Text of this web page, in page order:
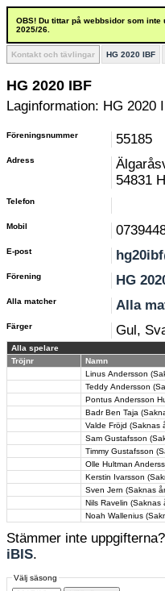
OBS! Du tittar på webbsidor som
2025/26.
Kontakt och tävlingar HG 2020 IBF
HG 2020 IBF
Laginformation: HG 2020
Föreningsnummer 55185
Adress
54831
Telefon
Mobil
E-post
Förening HG
Alla matcher Alla
Färger Gul,
Alla spelare
Tröjnr
Namn
Linus Andersson
Teddy Andersson
Pontus Andersson
Badr Ben Taja
Valde Fröjd (Saknas
Sam Gustafsson
Timmy Gustafsson
Olle Hultman
Kerstin Ivarsson
Sven Jern (Saknas
Nils Ravelin (Saknas
Noah Wallenius
Stämmer inte
iBIS.
Välj säsong